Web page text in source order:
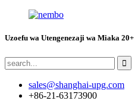
Uzoefu wa Utengenezaji wa Miaka 20+
sales@shanghai-upg.com
+86-21-63173900